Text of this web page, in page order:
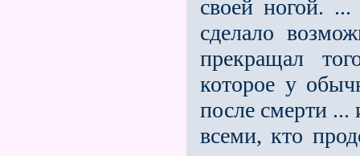
своей ногой. ...
сделало
прекращал
которое у
после смерти ...
всеми, кто